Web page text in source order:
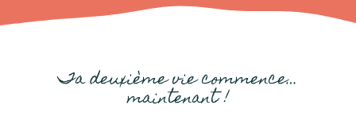
Ta deuxième vie commence…
maintenant !